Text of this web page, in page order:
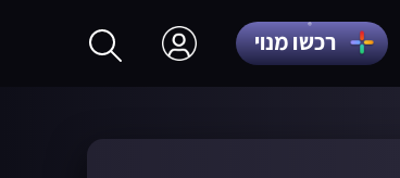
רכשו מנוי